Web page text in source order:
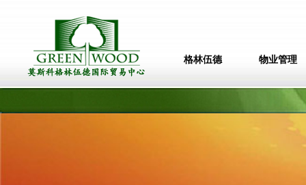
格林伍德 物业管理